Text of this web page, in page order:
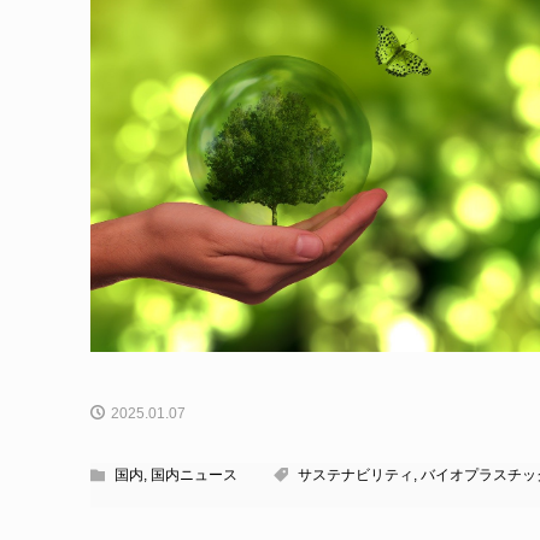
2025.01.07
国内, 国内ニュース サステナビリティ , バイオプラスチッ